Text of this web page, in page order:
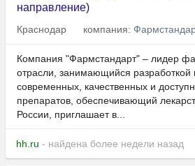
направление)
Краснодар компания:
Компания "Фармстандарт" – лидер
отрасли, занимающийся разработкой
современных, качественных и
препаратов, обеспечивающий
России, приглашает в...
hh.ru - найдена более недели назад